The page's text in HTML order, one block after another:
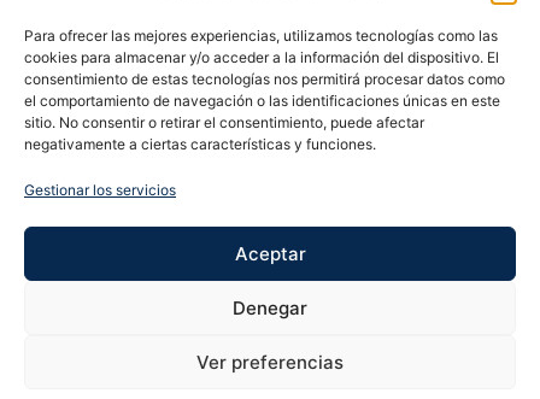
Para ofrecer las mejores experiencias, utilizamos tecnologías como las
cookies para almacenar y/o acceder a la información del dispositivo. El
consentimiento de estas tecnologías nos permitirá procesar datos como
el comportamiento de navegación o las identificaciones únicas en este
sitio. No consentir o retirar el consentimiento, puede afectar
negativamente a ciertas características y funciones.
Gestionar los servicios
Aceptar
Denegar
Ver preferencias
Política de cookies (UE)
Boletín de noticias
¡¡Suscríbete y prometemos no dar mucho el
Te enviaremos sólo cosas importantes.